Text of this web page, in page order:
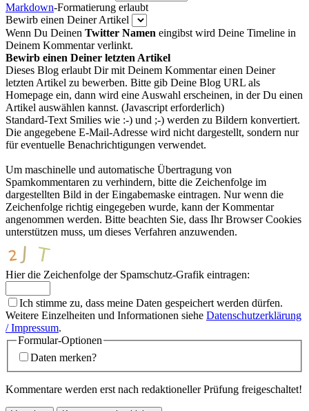
Markdown-Formatierung erlaubt
Bewirb einen Deiner Artikel
Wenn Du Deinen Twitter Namen eingibst wird Deine Timeline in
Deinem Kommentar verlinkt.
Bewirb einen Deiner letzten Artikel
Dieses Blog erlaubt Dir mit Deinem Kommentar einen Deiner
letzten Artikel zu bewerben. Bitte gib Deine Blog URL als
Homepage ein, dann wird eine Auswahl erscheinen, in der Du einen
Artikel auswählen kannst. (Javascript erforderlich)
Standard-Text Smilies wie :-) und ;-) werden zu Bildern konvertiert.
Die angegebene E-Mail-Adresse wird nicht dargestellt, sondern nur
für eventuelle Benachrichtigungen verwendet.
Um maschinelle und automatische Übertragung von
Spamkommentaren zu verhindern, bitte die Zeichenfolge im
dargestellten Bild in der Eingabemaske eintragen. Nur wenn die
Zeichenfolge richtig eingegeben wurde, kann der Kommentar
angenommen werden. Bitte beachten Sie, dass Ihr Browser Cookies
unterstützen muss, um dieses Verfahren anzuwenden.
Hier die Zeichenfolge der Spamschutz-Grafik eintragen:
Ich stimme zu, dass meine Daten gespeichert werden dürfen.
Weitere Einzelheiten und Informationen siehe Datenschutzerklärung
/ Impressum.
Formular-Optionen
Daten merken?
Kommentare werden erst nach redaktioneller Prüfung freigeschaltet!